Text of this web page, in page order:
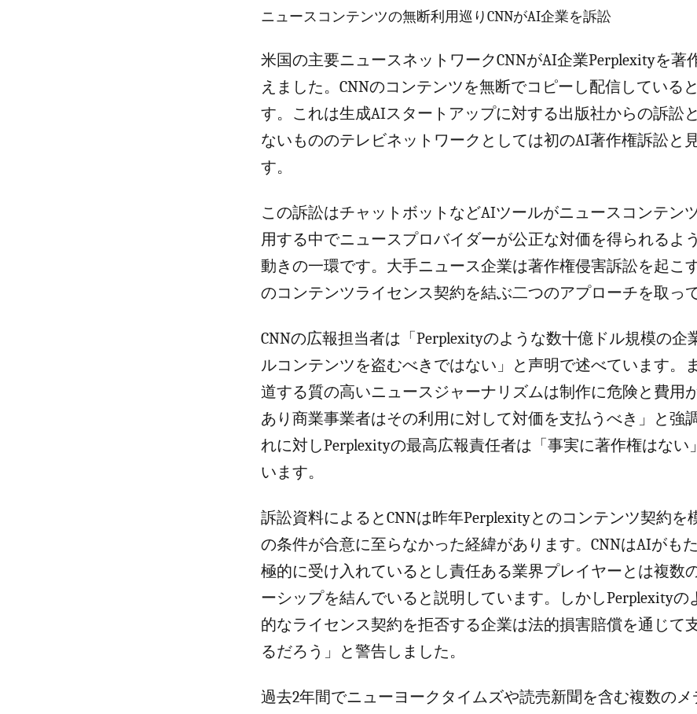
ニュースコンテンツの無断利用巡りCNNがAI企業を訴訟
米国の主要ニュースネットワークCNNがAI企業Perplexityを著
えました。CNNのコンテンツを無断でコピーし配信している
す。これは生成AIスタートアップに対する出版社からの訴訟
ないもののテレビネットワークとしては初のAI著作権訴訟と
す。
この訴訟はチャットボットなどAIツールがニュースコンテン
用する中でニュースプロバイダーが公正な対価を得られるよ
動きの一環です。大手ニュース企業は著作権侵害訴訟を起こ
のコンテンツライセンス契約を結ぶ二つのアプローチを取っ
CNNの広報担当者は「Perplexityのような数十億ドル規模の企
ルコンテンツを盗むべきではない」と声明で述べています。
道する質の高いニュースジャーナリズムは制作に危険と費用
あり商業事業者はその利用に対して対価を支払うべき」と強
れに対しPerplexityの最高広報責任者は「事実に著作権はない
います。
訴訟資料によるとCNNは昨年Perplexityとのコンテンツ契約を
の条件が合意に至らなかった経緯があります。CNNはAIがも
極的に受け入れているとし責任ある業界プレイヤーとは複数
ーシップを結んでいると説明しています。しかしPerplexityの
的なライセンス契約を拒否する企業は法的損害賠償を通じて
るだろう」と警告しました。
過去2年間でニューヨークタイムズや読売新聞を含む複数の